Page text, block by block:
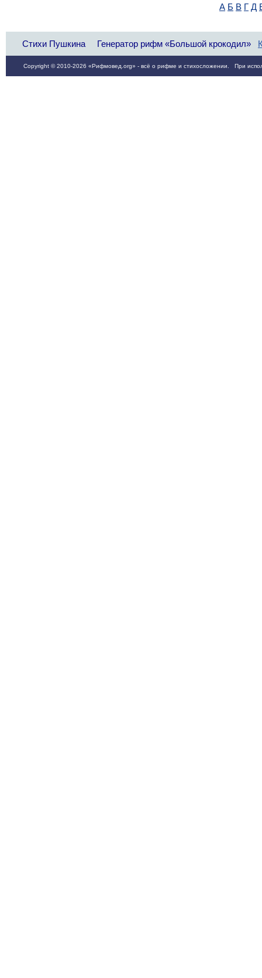
А Б В Г Д
Стихи Пушкина Генератор рифм «Большой крокодил»
Copyright © 2010-2026 «Рифмовед.org» - всё о рифме и стихосложении. При